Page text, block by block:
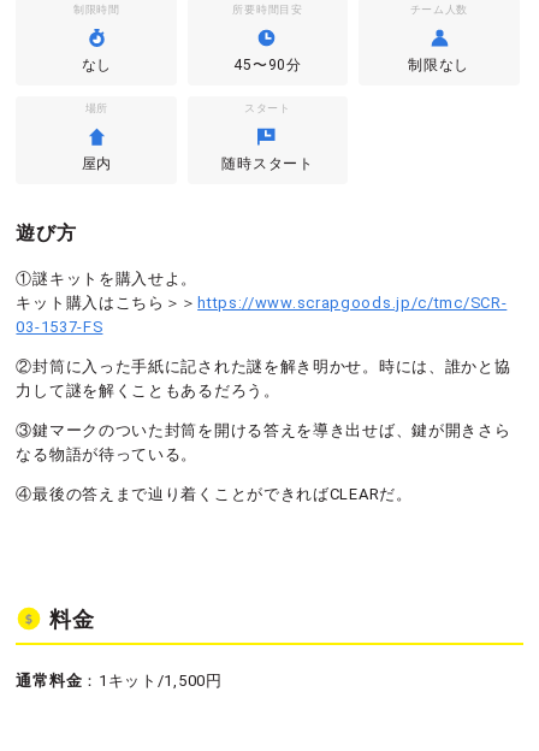
制限時間
なし
所要時間目安
45〜90分
チーム人数
制限なし
場所
屋内
スタート
随時スタート
遊び方
①謎キットを購入せよ。
キット購入はこちら＞＞https://www.scrapgoods.jp/c/tmc/SCR-
03-1537-FS
②封筒に入った手紙に記された謎を解き明かせ。時には、誰かと協
力して謎を解くこともあるだろう。
③鍵マークのついた封筒を開ける答えを導き出せば、鍵が開きさら
なる物語が待っている。
④最後の答えまで辿り着くことができればCLEARだ。
料金
通常料金 ：1キット/1,500円